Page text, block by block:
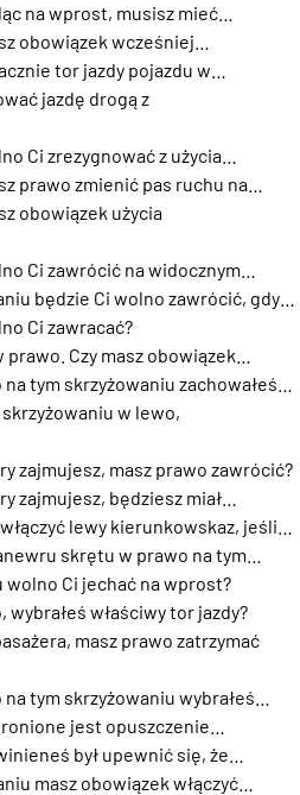
na wprost, musisz mieć…
obowiązek wcześniej…
tor jazdy pojazdu w…
jazdę drogą z
Ci zrezygnować z użycia…
prawo zmienić pas ruchu na…
obowiązek użycia
Ci zawrócić na widocznym…
będzie Ci wolno zawrócić, gdy…
Ci zawracać?
Czy masz obowiązek…
tym skrzyżowaniu zachowałeś…
w lewo,
zajmujesz, masz prawo zawrócić?
zajmujesz, będziesz miał…
lewy kierunkowskaz, jeśli…
skrętu w prawo na tym…
wolno Ci jechać na wprost?
wybrałeś właściwy tor jazdy?
masz prawo zatrzymać
tym skrzyżowaniu wybrałeś…
jest opuszczenie…
był upewnić się, że…
masz obowiązek włączyć…